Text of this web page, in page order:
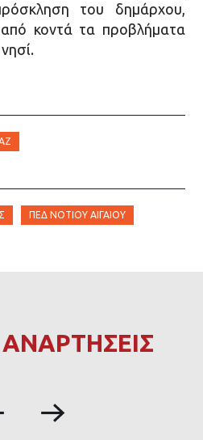
του δημάρχου,
από κοντά τα προβλήματα
ΠΕΔ ΝΟΤΊΟΥ ΑΙΓΑΊΟΥ
ΑΝΑΡΤΗΣΕΙΣ